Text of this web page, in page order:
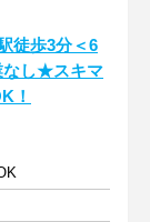
徒歩3分＜6
なし★スキマ
！